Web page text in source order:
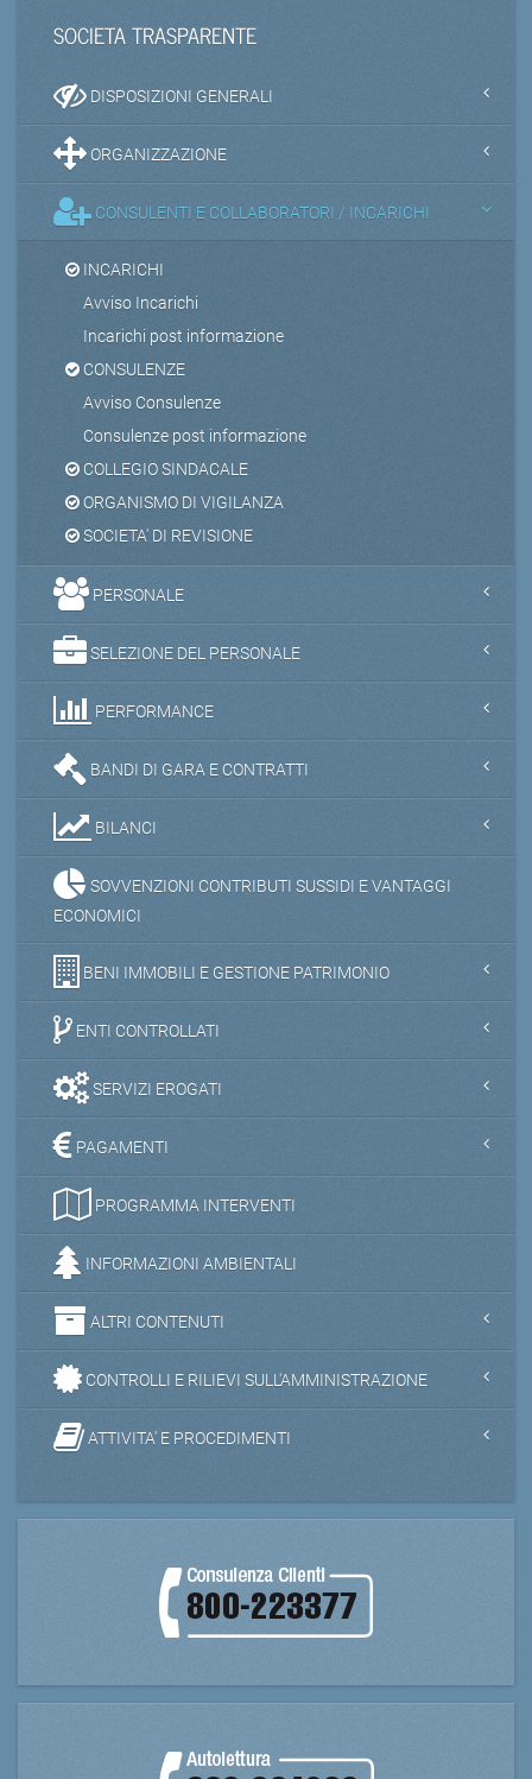
SOCIETA TRASPARENTE
DISPOSIZIONI GENERALI
ORGANIZZAZIONE
CONSULENTI E COLLABORATORI / INCARICHI
INCARICHI
Avviso Incarichi
Incarichi post informazione
CONSULENZE
Avviso Consulenze
Consulenze post informazione
COLLEGIO SINDACALE
ORGANISMO DI VIGILANZA
SOCIETA' DI REVISIONE
PERSONALE
SELEZIONE DEL PERSONALE
PERFORMANCE
BANDI DI GARA E CONTRATTI
BILANCI
SOVVENZIONI CONTRIBUTI SUSSIDI E VANTAGGI
ECONOMICI
BENI IMMOBILI E GESTIONE PATRIMONIO
ENTI CONTROLLATI
SERVIZI EROGATI
PAGAMENTI
PROGRAMMA INTERVENTI
INFORMAZIONI AMBIENTALI
ALTRI CONTENUTI
CONTROLLI E RILIEVI SULL'AMMINISTRAZIONE
ATTIVITA' E PROCEDIMENTI